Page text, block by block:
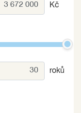
Kč
roků